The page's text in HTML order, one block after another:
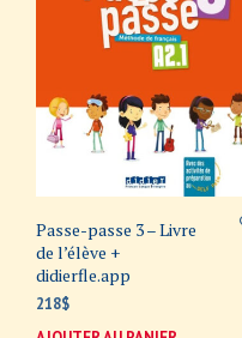
Passe-passe 3 – Livre
de l’élève +
didierfle.app
218$